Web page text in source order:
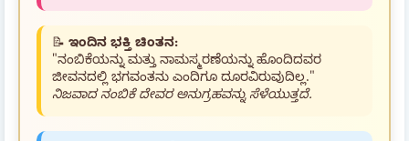
📝 ಇಂದಿನ ಭಕ್ತಿ ಚಿಂತನ:
"ನಂಬಿಕೆಯನ್ನು ಮತ್ತು ನಾಮಸ್ಮರಣೆಯನ್ನು ಹೊಂದಿದವರ
ಜೀವನದಲ್ಲಿ ಭಗವಂತನು ಎಂದಿಗೂ ದೂರವಿರುವುದಿಲ್ಲ."
ನಿಜವಾದ ನಂಬಿಕೆ ದೇವರ ಅನುಗ್ರಹವನ್ನು ಸೆಳೆಯುತ್ತದೆ.